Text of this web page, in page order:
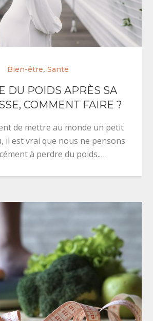
Bien-être, Santé
DU POIDS APRÈS SA
COMMENT FAIRE ?
de mettre au monde un petit
il est vrai que nous ne pensons
à perdre du poids.…